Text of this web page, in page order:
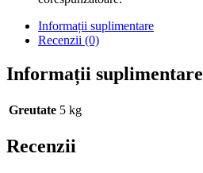
Informații suplimentare
Recenzii (0)
Informații suplimentare
Greutate 5 kg
Recenzii